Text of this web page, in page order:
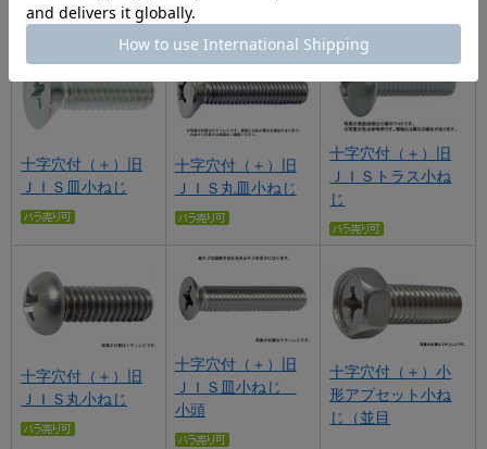
十字穴付（＋）旧
ＪＩＳ皿小ねじ
十字穴付（＋）旧
ＪＩＳ丸皿小ねじ
十字穴付（＋）旧
ＪＩＳトラス小ね
じ
十字穴付（＋）旧
ＪＩＳ丸小ねじ
十字穴付（＋）旧
ＪＩＳ皿小ねじ
小頭
十字穴付（＋）小
形アプセット小ね
じ（並目